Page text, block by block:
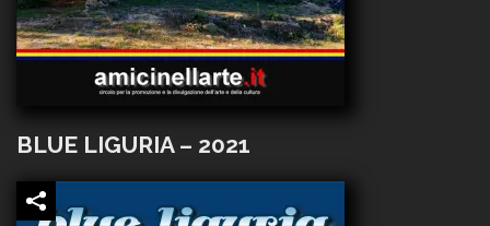
BLUE LIGURIA – 2021